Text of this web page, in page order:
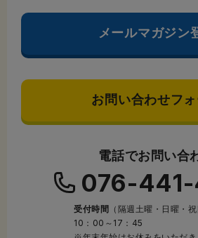
メールマガジン
お問い合わせフ
電話でお問い合
076-
受付時間 （隔週土曜・日曜・祝
10：00～17：45